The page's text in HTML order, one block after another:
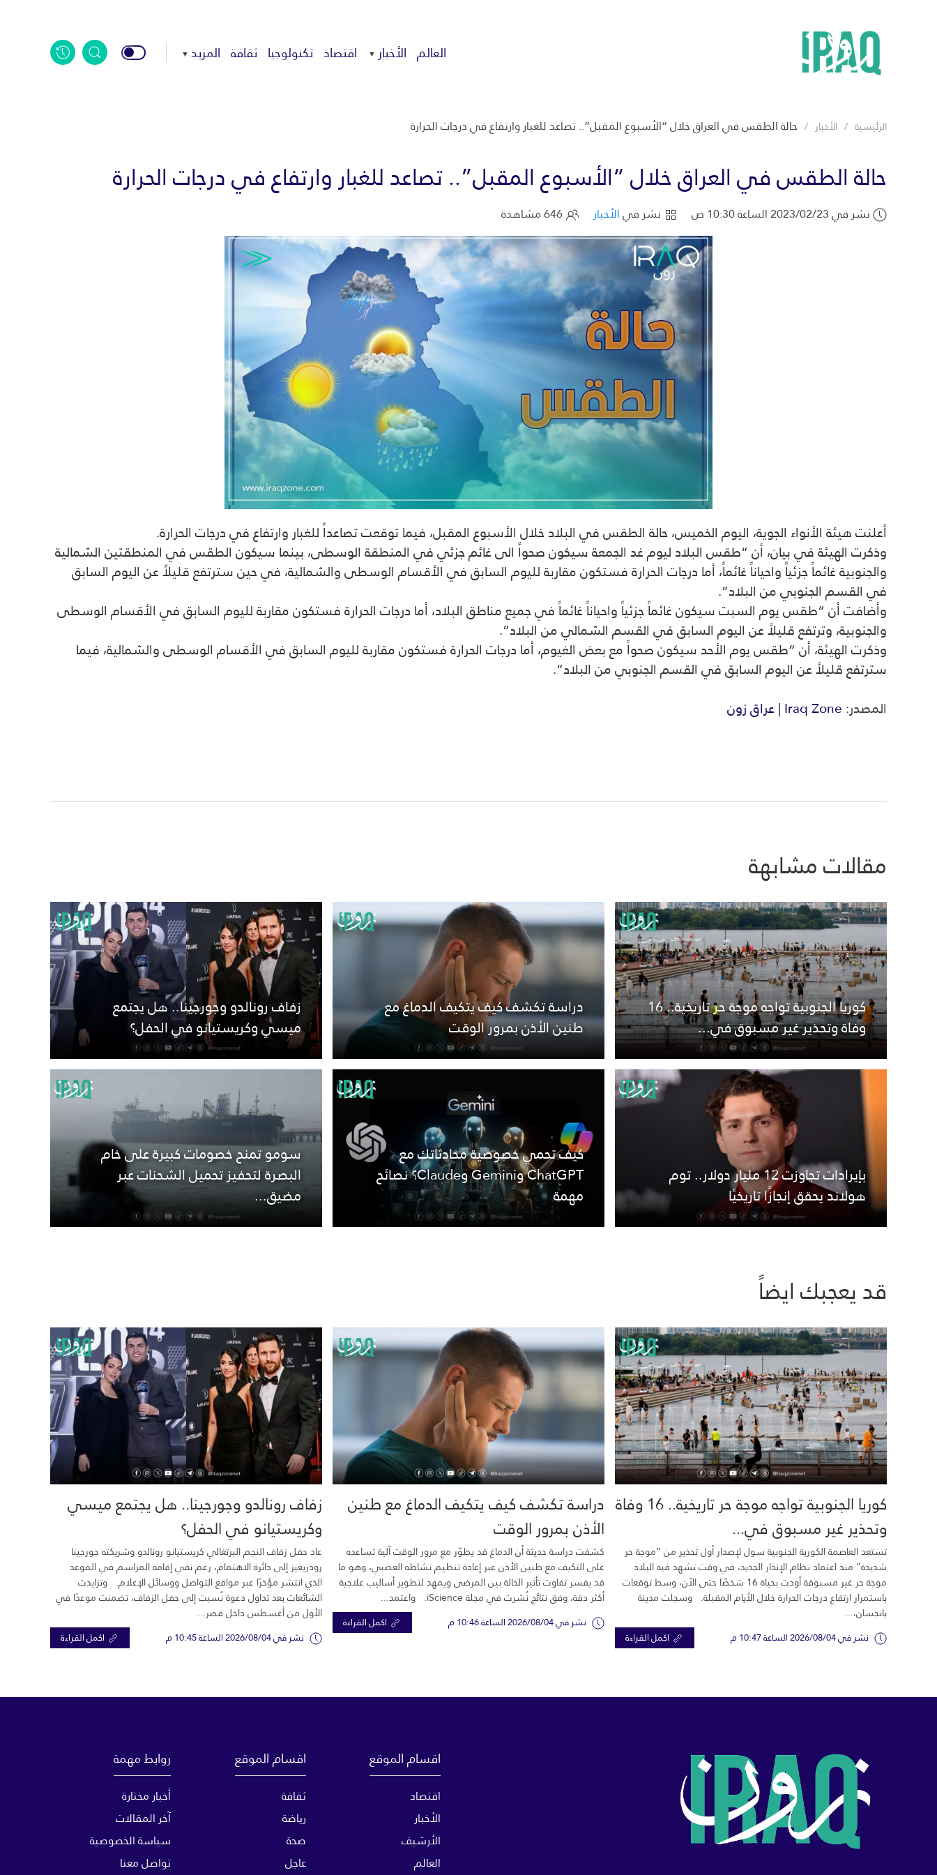
العالم الأخبار اقتصاد تكنولوجيا ثقافة المزيد
الرئيسية الأخبار حالة الطقس في العراق خلال “الأسبوع المقبل”.. تصاعد للغبار وارتفاع في درجات الحرارة
حالة الطقس في العراق خلال “الأسبوع المقبل”.. تصاعد للغبار وارتفاع في درجات الحرارة
نشر في 2023/02/23 الساعة 10:30 ص نشر فيالأخبار
أعلنت هيئة الأنواء الجوية، اليوم الخميس، حالة الطقس في البلاد خلال الأسبوع المقبل، فيما توقعت تصاعداً للغبار وارتفاع في درجات الحرارة.
وذكرت الهيئة في بيان، أن “طقس البلاد ليوم غد الجمعة سيكون صحواً الى غائم جزئي في المنطقة الوسطى، بينما سيكون الطقس في المنطقتين الشمالية
والجنوبية غائماً جزئياً واحياناً غائماً، أما درجات الحرارة فستكون مقاربة لليوم السابق في الأقسام الوسطى والشمالية، في حين سترتفع قليلاً عن اليوم السابق
في القسم الجنوبي من البلاد”.
وأضافت أن “طقس يوم السبت سيكون غائماً جزئياً واحياناً غائماً في جميع مناطق البلاد، أما درجات الحرارة فستكون مقاربة لليوم السابق في الأقسام الوسطى
والجنوبية، وترتفع قليلاً عن اليوم السابق في القسم الشمالي من البلاد”.
وذكرت الهيئة، أن “طقس يوم الأحد سيكون صحواً مع بعض الغيوم، أما درجات الحرارة فستكون مقاربة لليوم السابق في الأقسام الوسطى والشمالية، فيما
سترتفع قليلاً عن اليوم السابق في القسم الجنوبي من البلاد”.
المصدر:Iraq Zone | عراق زون
مقالات مشابهة
كوريا الجنوبية تواجه موجة حر تاريخية.. 16
وفاة وتحذير غير مسبوق في...
دراسة تكشف كيف يتكيف الدماغ مع
طنين الأذن بمرور الوقت
زفاف رونالدو وجورجينا.. هل يجتمع
ميسي وكريستيانو في الحفل؟
بإيرادات تجاوزت 12 مليار دولار.. توم
هولاند يحقق إنجازًا تاريخيًا
كيف تحمي خصوصية محادثاتك مع
ChatGPT وGemini وClaude؟ نصائح
مهمة
سومو تمنح خصومات كبيرة على خام
البصرة لتحفيز تحميل الشحنات عبر
مضيق...
قد يعجبك ايضاً
كوريا الجنوبية تواجه موجة حر تاريخية.. 16 وفاة
وتحذير غير مسبوق في...
تستعد العاصمة الكورية الجنوبية سول لإصدار أول تحذير من “موجة حر
شديدة” منذ اعتماد نظام الإنذار الجديد، في وقت تشهد فيه البلاد
موجة حر غير مسبوقة أودت بحياة 16 شخصًا حتى الآن، وسط توقعات
باستمرار ارتفاع درجات الحرارة خلال الأيام المقبلة. وسجلت مدينة
يانجسان،...
نشر في 2026/08/04 الساعة 10:47 م اكمل القراءة
دراسة تكشف كيف يتكيف الدماغ مع طنين
الأذن بمرور الوقت
كشفت دراسة حديثة أن الدماغ قد يطوّر مع مرور الوقت آلية تساعده
على التكيف مع طنين الأذن عبر إعادة تنظيم نشاطه العصبي، وهو ما
قد يفسر تفاوت تأثير الحالة بين المرضى ويمهد لتطوير أساليب علاجية
أكثر دقة، وفق نتائج نُشرت في مجلة iScience. واعتمد...
نشر في 2026/08/04 الساعة 10:46 م اكمل القراءة
زفاف رونالدو وجورجينا.. هل يجتمع ميسي
وكريستيانو في الحفل؟
عاد حفل زفاف النجم البرتغالي كريستيانو رونالدو وشريكته جورجينا
رودريغيز إلى دائرة الاهتمام، رغم نفي إقامة المراسم في الموعد
الذي انتشر مؤخرًا عبر مواقع التواصل ووسائل الإعلام. وتزايدت
الشائعات بعد تداول دعوة نُسبت إلى حفل الزفاف، تضمنت موعدًا في
الأول من أغسطس داخل قصر...
نشر في 2026/08/04 الساعة 10:45 م اكمل القراءة
اقسام الموقع
اقتصاد
الأخبار
الأرشيف
العالم
اقسام الموقع
ثقافة
رياضة
صحة
عاجل
روابط مهمة
أخبار مختارة
آخر المقالات
سياسة الخصوصية
تواصل معنا